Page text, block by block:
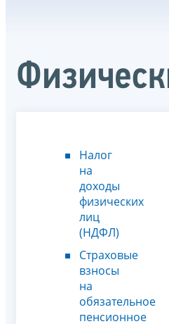
Налог
на
доходы
физических
лиц
(НДФЛ)
Страховые
взносы
на
обязательное
пенсионное